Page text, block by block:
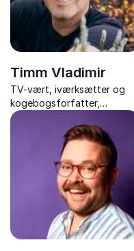
Timm Vladimir
TV-vært, iværksætter og
kogebogsforfatter,
der deler passionerede
fortællinger om mad,
karriere og kreativitet.